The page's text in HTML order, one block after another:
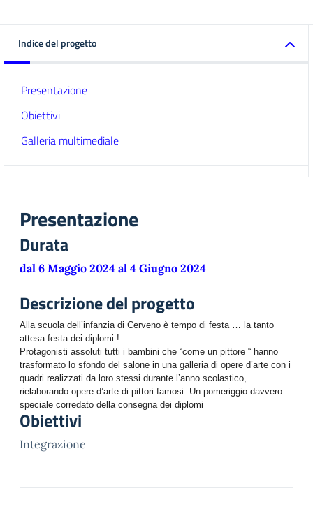
Indice del progetto
Presentazione
Obiettivi
Galleria multimediale
Presentazione
Durata
dal 6 Maggio 2024 al 4 Giugno 2024
Descrizione del progetto
Alla scuola dell’infanzia di Cerveno è tempo di festa … la tanto
attesa festa dei diplomi !
Protagonisti assoluti tutti i bambini che “come un pittore “ hanno
trasformato lo sfondo del salone in una galleria di opere d’arte con i
quadri realizzati da loro stessi durante l’anno scolastico,
rielaborando opere d’arte di pittori famosi. Un pomeriggio davvero
speciale corredato della consegna dei diplomi
Obiettivi
Integrazione